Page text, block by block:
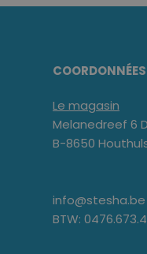
Le magasin
Melanedreef 6 D
B-8650
info@stesha.be
BTW: